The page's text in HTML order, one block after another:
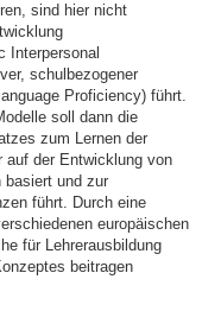
sind hier nicht
Interpersonal
schulbezogener
Proficiency) führt.
soll dann die
zum Lernen der
auf der Entwicklung von
basiert und zur
führt. Durch eine
europäischen
für Lehrerausbildung
beitragen